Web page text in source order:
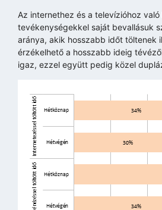
Az internethez és a televízióhoz
tevékenységekkel saját bevallásuk
aránya, akik hosszabb időt töltenek
érzékelhető a hosszabb ideig
igaz, ezzel együtt pedig közel